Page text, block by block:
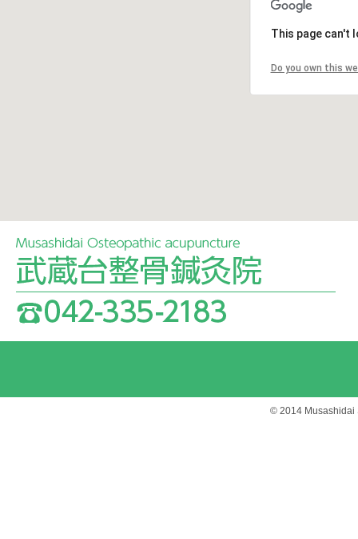
This page can't
Do you own this
© 2014 Musashidai